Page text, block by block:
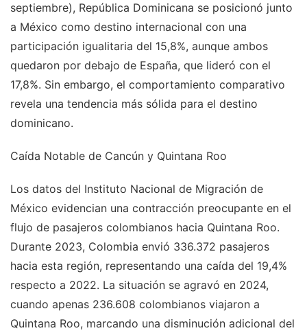
septiembre), República Dominicana se posicionó junto
a México como destino internacional con una
participación igualitaria del 15,8%, aunque ambos
quedaron por debajo de España, que lideró con el
17,8%. Sin embargo, el comportamiento comparativo
revela una tendencia más sólida para el destino
dominicano.
Caída Notable de Cancún y Quintana Roo
Los datos del Instituto Nacional de Migración de
México evidencian una contracción preocupante en el
flujo de pasajeros colombianos hacia Quintana Roo.
Durante 2023, Colombia envió 336.372 pasajeros
hacia esta región, representando una caída del 19,4%
respecto a 2022. La situación se agravó en 2024,
cuando apenas 236.608 colombianos viajaron a
Quintana Roo, marcando una disminución adicional del